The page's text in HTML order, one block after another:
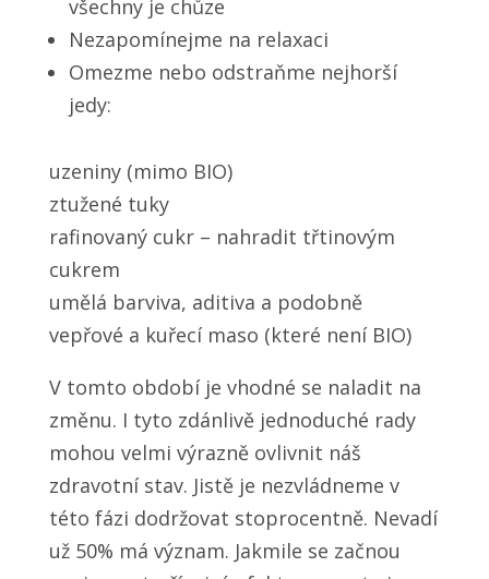
všechny je chůze
Nezapomínejme na relaxaci
Omezme nebo odstraňme nejhorší
jedy:
uzeniny (mimo BIO)
ztužené tuky
rafinovaný cukr – nahradit třtinovým
cukrem
umělá barviva, aditiva a podobně
vepřové a kuřecí maso (které není BIO)
V tomto období je vhodné se naladit na
změnu. I tyto zdánlivě jednoduché rady
mohou velmi výrazně ovlivnit náš
zdravotní stav. Jistě je nezvládneme v
této fázi dodržovat stoprocentně. Nevadí
už 50% má význam. Jakmile se začnou